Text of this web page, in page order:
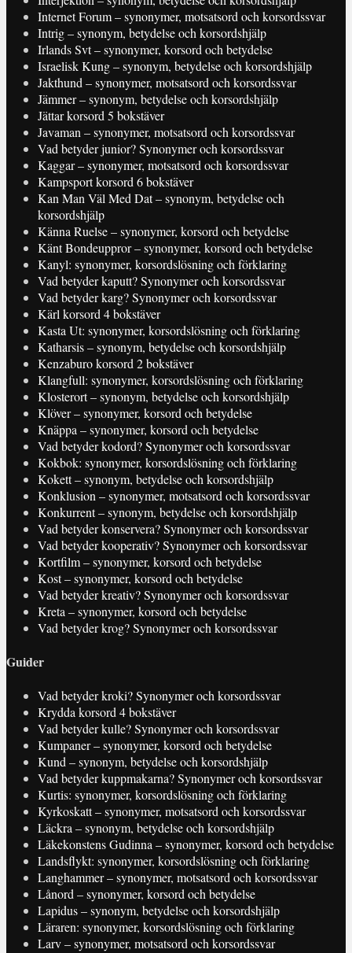
Internet Forum – synonymer, motsatsord och korsordssvar
Intrig – synonym, betydelse och korsordshjälp
Irlands Svt – synonymer, korsord och betydelse
Israelisk Kung – synonym, betydelse och korsordshjälp
Jakthund – synonymer, motsatsord och korsordssvar
Jämmer – synonym, betydelse och korsordshjälp
Jättar korsord 5 bokstäver
Javaman – synonymer, motsatsord och korsordssvar
Vad betyder junior? Synonymer och korsordssvar
Kaggar – synonymer, motsatsord och korsordssvar
Kampsport korsord 6 bokstäver
Kan Man Väl Med Dat – synonym, betydelse och
korsordshjälp
Känna Ruelse – synonymer, korsord och betydelse
Känt Bondeuppror – synonymer, korsord och betydelse
Kanyl: synonymer, korsordslösning och förklaring
Vad betyder kaputt? Synonymer och korsordssvar
Vad betyder karg? Synonymer och korsordssvar
Kärl korsord 4 bokstäver
Kasta Ut: synonymer, korsordslösning och förklaring
Katharsis – synonym, betydelse och korsordshjälp
Kenzaburo korsord 2 bokstäver
Klangfull: synonymer, korsordslösning och förklaring
Klosterort – synonym, betydelse och korsordshjälp
Klöver – synonymer, korsord och betydelse
Knäppa – synonymer, korsord och betydelse
Vad betyder kodord? Synonymer och korsordssvar
Kokbok: synonymer, korsordslösning och förklaring
Kokett – synonym, betydelse och korsordshjälp
Konklusion – synonymer, motsatsord och korsordssvar
Konkurrent – synonym, betydelse och korsordshjälp
Vad betyder konservera? Synonymer och korsordssvar
Vad betyder kooperativ? Synonymer och korsordssvar
Kortfilm – synonymer, korsord och betydelse
Kost – synonymer, korsord och betydelse
Vad betyder kreativ? Synonymer och korsordssvar
Kreta – synonymer, korsord och betydelse
Vad betyder krog? Synonymer och korsordssvar
Guider
Vad betyder kroki? Synonymer och korsordssvar
Krydda korsord 4 bokstäver
Vad betyder kulle? Synonymer och korsordssvar
Kumpaner – synonymer, korsord och betydelse
Kund – synonym, betydelse och korsordshjälp
Vad betyder kuppmakarna? Synonymer och korsordssvar
Kurtis: synonymer, korsordslösning och förklaring
Kyrkoskatt – synonymer, motsatsord och korsordssvar
Läckra – synonym, betydelse och korsordshjälp
Läkekonstens Gudinna – synonymer, korsord och betydelse
Landsflykt: synonymer, korsordslösning och förklaring
Langhammer – synonymer, motsatsord och korsordssvar
Lånord – synonymer, korsord och betydelse
Lapidus – synonym, betydelse och korsordshjälp
Läraren: synonymer, korsordslösning och förklaring
Larv – synonymer, motsatsord och korsordssvar